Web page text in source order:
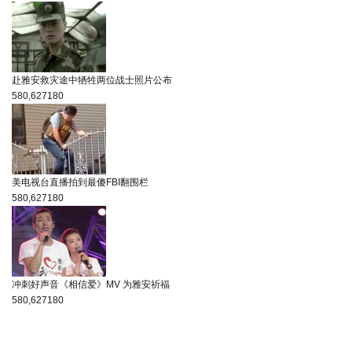
赴雅安救灾途中牺牲两位战士照片公布
580,627180
美电视台直播拍到最傻FBI翻围栏
580,627180
冲刺好声音《相信爱》MV 为雅安祈福
580,627180